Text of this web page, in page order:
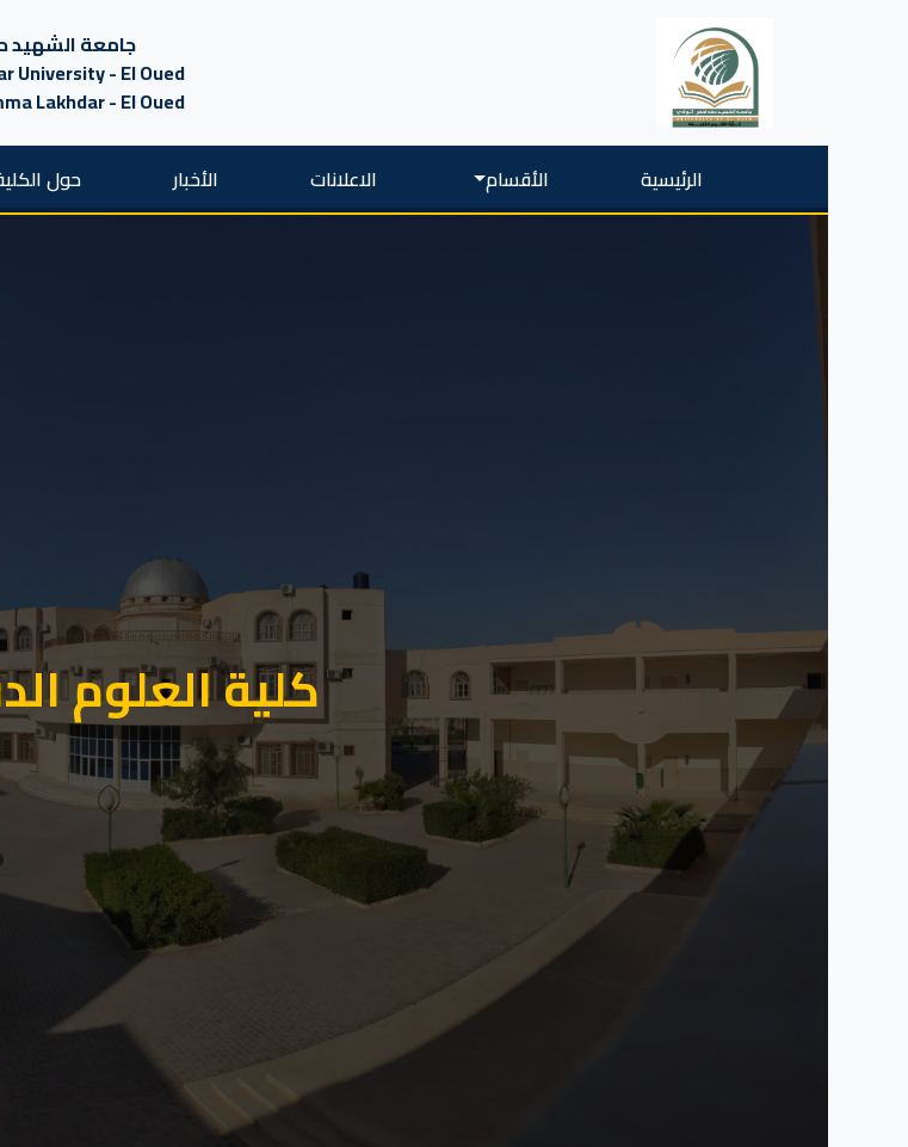
جامعة الشهيد
University - El Oued
Lakhdar - El Oued
الرئيسية الأقسام الاعلانات الأخبار حول
كلية العلوم